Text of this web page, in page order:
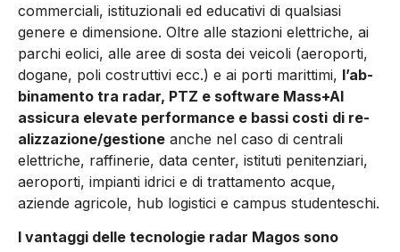
commerciali, istituzionali ed educativi di qualsiasi
genere e dimensione. Oltre alle stazioni elettriche, ai
parchi eolici, al­le aree di sosta dei veicoli (aeroporti,
dogane, poli costruttivi ecc.) e ai porti marittimi, l’ab­
binamento tra radar, PTZ e software Mass+AI
assicura elevate performance e bassi costi di re­
alizzazione/gestione anche nel caso di centrali
elettriche, raffinerie, data center, istituti peniten­ziari,
aeroporti, impianti idrici e di trattamento acque,
aziende agricole, hub logistici e campus studenteschi.
I vantaggi delle tecnologie radar Magos sono